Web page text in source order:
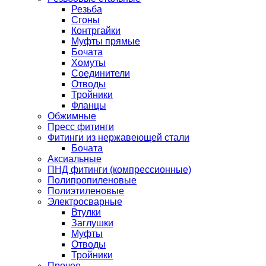
Резьба
Сгоны
Контргайки
Муфты прямые
Бочата
Хомуты
Соединители
Отводы
Тройники
Фланцы
Обжимные
Пресс фитинги
Фитинги из нержавеющей стали
Бочата
Аксиальные
ПНД фитинги (компрессионные)
Полипропиленовые
Полиэтиленовые
Электросварные
Втулки
Заглушки
Муфты
Отводы
Тройники